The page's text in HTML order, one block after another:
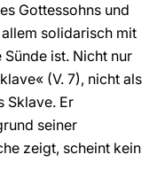
Gottessohns und
solidarisch mit
Sünde ist. Nicht nur
(V. 7), nicht als
Sklave. Er
seiner
zeigt, scheint kein